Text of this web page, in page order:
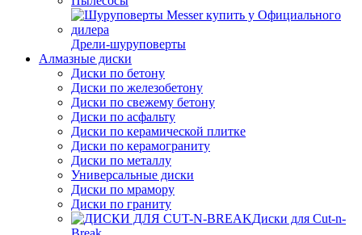
Дрели-шуруповерты
Алмазные диски
Диски по бетону
Диски по железобетону
Диски по свежему бетону
Диски по асфальту
Диски по керамической плитке
Диски по керамограниту
Диски по металлу
Универсальные диски
Диски по мрамору
Диски по граниту
Диски для Cut-n-